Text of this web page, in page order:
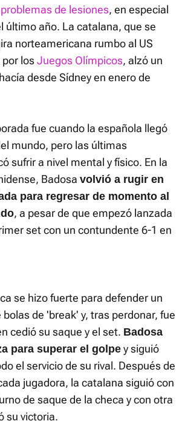
de lesiones, en especial
último año. La catalana, que se
norteamericana rumbo al US
losJuegos Olímpicos, alzó un
desde Sídney en enero de
fue cuando la española llegó
mundo, pero las últimas
sufrir a nivel mental y físico. En la
Badosa volvió a rugir en
para regresar de momento al
, a pesar de que empezó lanzada
set con un contundente 6-1 en
se hizo fuerte para defender un
de 'break' y, tras perdonar, fue
cedió su saque y el set. Badosa
para superar el golpe y siguió
el servicio de su rival. Después de
jugadora, la catalana siguió con
de saque de la checa y con otra
su victoria.